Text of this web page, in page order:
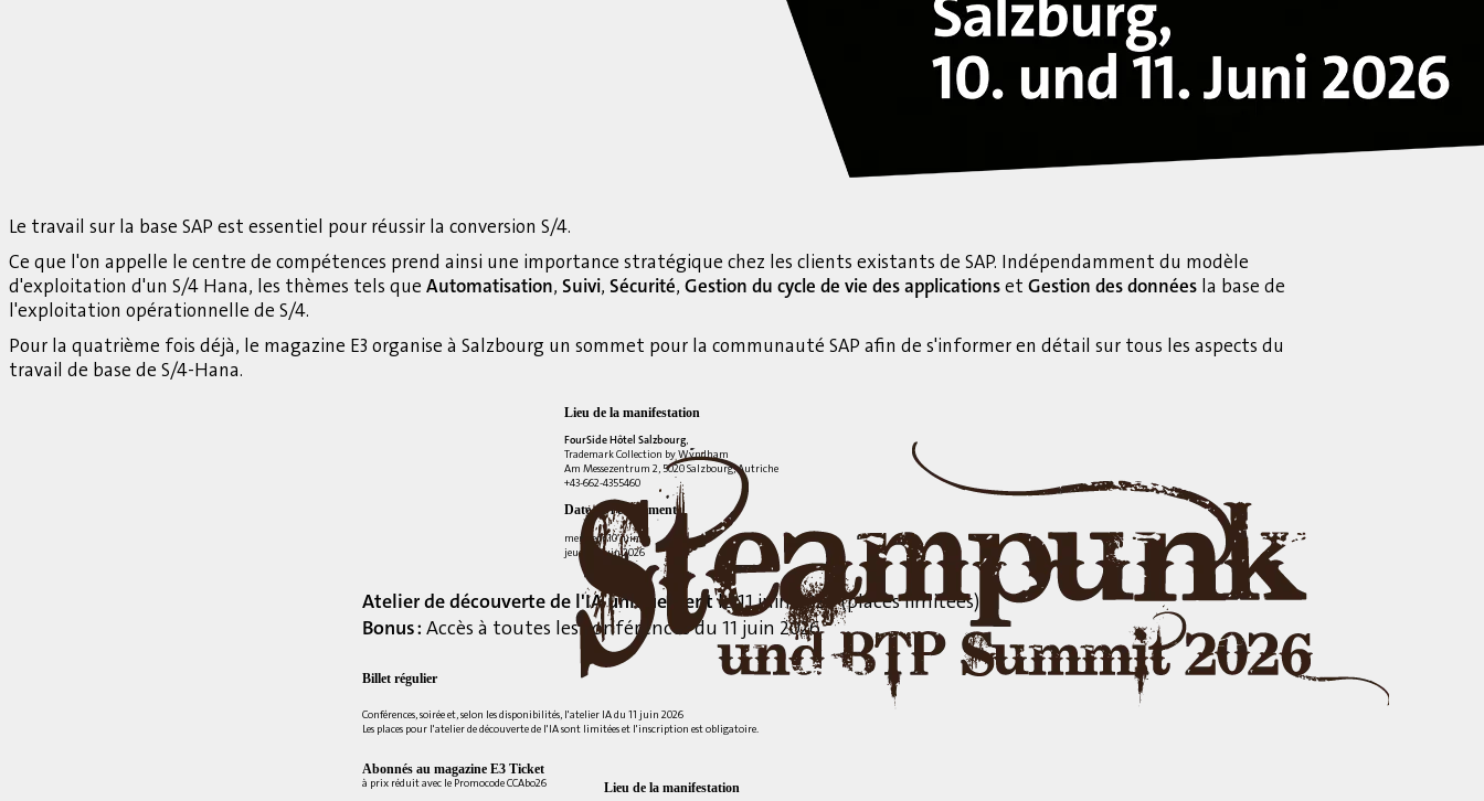
Le travail sur la base SAP est essentiel pour réussir la conversion S/4.
Ce que l'on appelle le centre de compétences prend ainsi une importance stratégique chez les clients existants de SAP. Indépendamment du modèle
d'exploitation d'un S/4 Hana, les thèmes tels que Automatisation, Suivi, Sécurité, Gestion du cycle de vie des applicationset Gestion des données la base de
l'exploitation opérationnelle de S/4.
Pour la quatrième fois déjà, le magazine E3 organise à Salzbourg un sommet pour la communauté SAP afin de s'informer en détail sur tous les aspects du
travail de base de S/4-Hana.
Lieu de la manifestation
FourSide Hôtel Salzbourg,
Trademark Collection by Wyndham
Am Messezentrum 2, 5020 Salzbourg, Autriche
+43-662-4355460
Date de l'événement
mercredi 10 juin et
jeudi 11 juin 2026
Atelier de découverte de l'IA uniquementle 11 juin 2026 (places limitées)
Bonus : Accès à toutes les conférences du 11 juin 2026
Billet régulier
Conférences, soirée et, selon les disponibilités, l'atelier IA du 11 juin 2026
Les places pour l'atelier de découverte de l'IA sont limitées et l'inscription est obligatoire.
Abonnés au magazine E3 Ticket
à prix réduit avec le Promocode CCAbo26
Lieu de la manifestation